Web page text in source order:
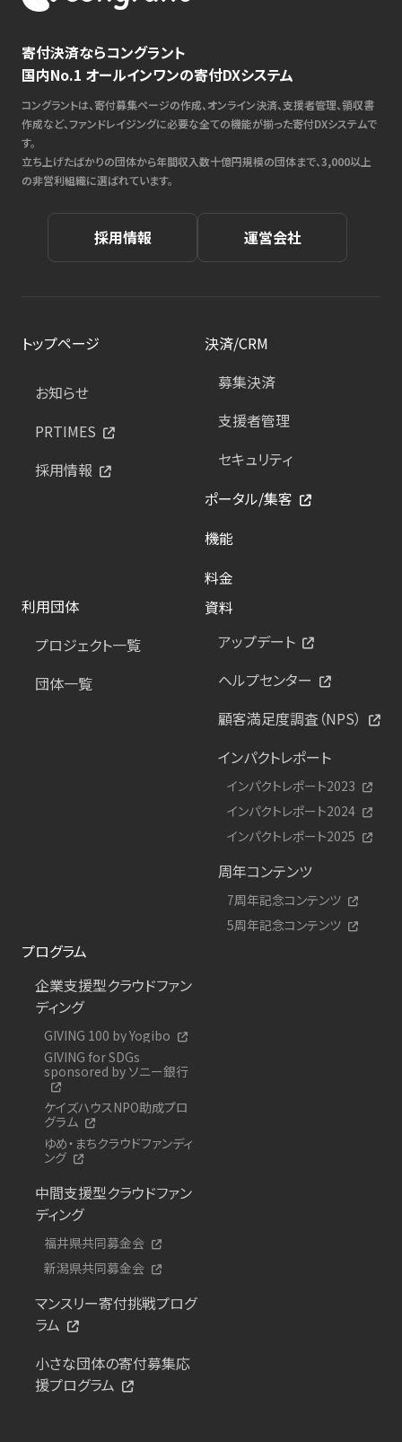
寄付決済ならコングラント
国内No.1 オールインワンの寄付DXシステム
コングラントは、寄付募集ページの作成、オンライン決済、支援者管理、領収書
作成など、ファンドレイジングに必要な全ての機能が揃った寄付DXシステムで
す。
立ち上げたばかりの団体から年間収入数十億円規模の団体まで、3,000以上
の非営利組織に選ばれています。
採用情報 運営会社
トップページ
お知らせ
PRTIMES
採用情報
決済/CRM
募集決済
支援者管理
セキュリティ
ポータル/集客
機能
料金
利用団体
プロジェクト一覧
団体一覧
資料
アップデート
ヘルプセンター
顧客満足度調査（NPS）
インパクトレポート
インパクトレポート2023
インパクトレポート2024
インパクトレポート2025
周年コンテンツ
7周年記念コンテンツ
5周年記念コンテンツ
プログラム
企業支援型クラウドファン
ディング
GIVING 100 by Yogibo
GIVING for SDGs
sponsored by ソニー銀行
ケイズハウスNPO助成プロ
グラム
ゆめ・まちクラウドファンディ
ング
中間支援型クラウドファン
ディング
福井県共同募金会
新潟県共同募金会
マンスリー寄付挑戦プログ
ラム
小さな団体の寄付募集応
援プログラム